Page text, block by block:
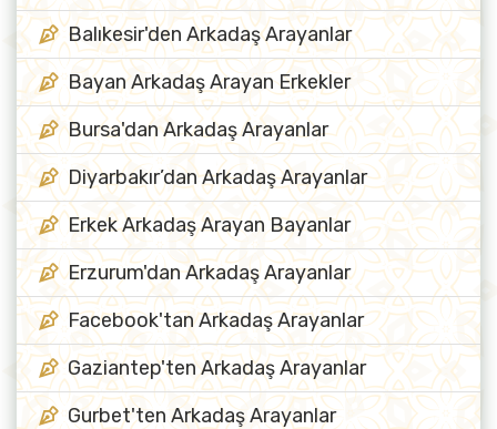
Balıkesir'den Arkadaş Arayanlar
Bayan Arkadaş Arayan Erkekler
Bursa'dan Arkadaş Arayanlar
Diyarbakır’dan Arkadaş Arayanlar
Erkek Arkadaş Arayan Bayanlar
Erzurum'dan Arkadaş Arayanlar
Facebook'tan Arkadaş Arayanlar
Gaziantep'ten Arkadaş Arayanlar
Gurbet'ten Arkadaş Arayanlar